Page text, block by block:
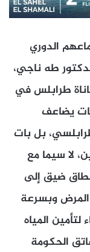
الدوري
طه ناجي،
طرابلس في
بات يضاعف
بل بات
لا سيما مع
نطاق ضيق إلى
المرض وبسرعة
المياه
الحكومة